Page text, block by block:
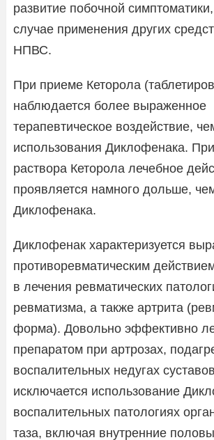
развитие побочной
случае применения других
НПВС.
При приеме Кеторола
наблюдается более выраженное
терапевтическое воздействие,
использования Диклофенака.
раствора Кеторола лечебное
проявляется намного дольше,
Диклофенака.
Диклофенак характеризуется
противоревматическим
в лечения ревматических
ревматизма, а также артрита
форма). Довольно эффективно
препаратом при артрозах,
воспалительных недугах
исключается использование
воспалительных патологиях
таза, включая внутренние